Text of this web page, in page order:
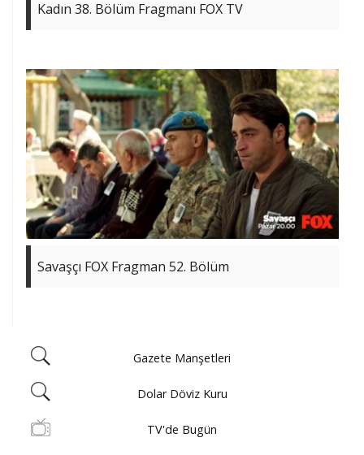
Kadın 38. Bölüm Fragmanı FOX TV
Savaşçı FOX Fragman 52. Bölüm
Gazete Manşetleri
Dolar Döviz Kuru
TV'de Bugün